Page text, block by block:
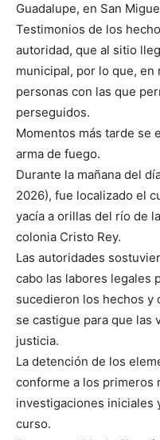
Guadalupe, en San
Testimonios de los
autoridad, que al sitio
municipal, por lo que, en
personas con las que
perseguidos.
Momentos más tarde se
arma de fuego.
Durante la mañana del
2026), fue localizado el
yacía a orillas del río de
colonia Cristo Rey.
Las autoridades
cabo las labores legales
sucedieron los hechos y
se castigue para que las
justicia.
La detención de los
conforme a los primeros
investigaciones iniciales
curso.